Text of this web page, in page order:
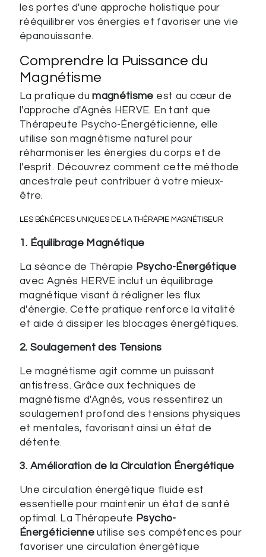
les portes d'une approche holistique pour
rééquilibrer vos énergies et favoriser une vie
épanouissante.
Comprendre la Puissance du
Magnétisme
La pratique dumagnétisme est au cœur de
l'approche d'Agnès HERVE. En tant que
Thérapeute Psycho-Énergéticienne, elle
utilise son magnétisme naturel pour
réharmoniser les énergies du corps et de
l'esprit. Découvrez comment cette méthode
ancestrale peut contribuer à votre mieux-
être.
LES BÉNÉFICES UNIQUES DE LA THÉRAPIE MAGNÉTISEUR
1. Équilibrage Magnétique
La séance de Thérapie Psycho-Énergétique
avec Agnès HERVE inclut un équilibrage
magnétique visant à réaligner les flux
d'énergie. Cette pratique renforce la vitalité
et aide à dissiper les blocages énergétiques.
2. Soulagement des Tensions
Le magnétisme agit comme un puissant
antistress. Grâce aux techniques de
magnétisme d'Agnès, vous ressentirez un
soulagement profond des tensions physiques
et mentales, favorisant ainsi un état de
détente.
3. Amélioration de la Circulation Énergétique
Une circulation énergétique fluide est
essentielle pour maintenir un état de santé
optimal. La Thérapeute Psycho-
Énergéticienneutilise ses compétences pour
favoriser une circulation énergétique